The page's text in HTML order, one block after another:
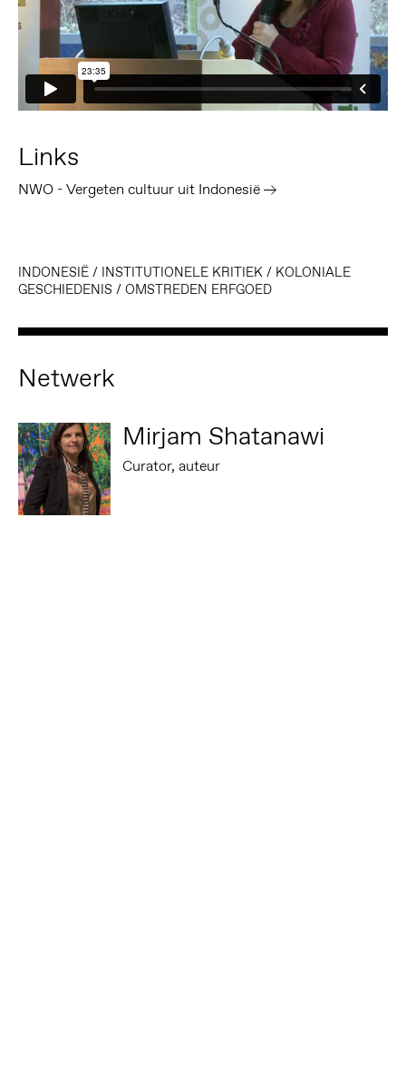
Links
NWO - Vergeten cultuur uit Indonesië
INDONESIË/ INSTITUTIONELE KRITIEK/ KOLONIALE
GESCHIEDENIS / OMSTREDEN ERFGOED
Netwerk
Mirjam Shatanawi
Curator, auteur